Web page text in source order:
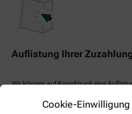
Cookie-
Auflistung Ihrer
Wir können auf Knopfdruck eine